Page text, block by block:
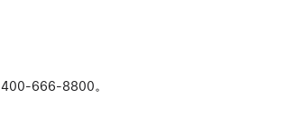
400-666-8800。